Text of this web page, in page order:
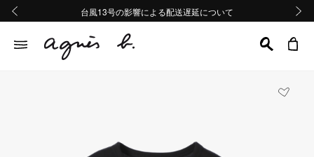
熊本地域地震の影響による配送遅延について
Summer Sale 2buy10%OFF!!
台風13号の影響による配送遅延について
熊本地域地震の影響による配送遅延について
Summer Sale 2buy10%OFF!!